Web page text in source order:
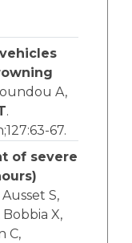
A,
.
67.
of severe
S,
Bobbia X,
C,